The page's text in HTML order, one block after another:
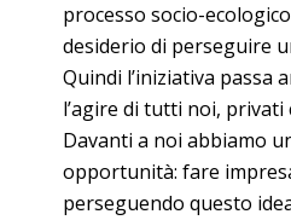
processo socio-
desiderio di perseguire
Quindi l’iniziativa passa
l’agire di tutti noi, privati
Davanti a noi abbiamo
opportunità: fare
perseguendo questo